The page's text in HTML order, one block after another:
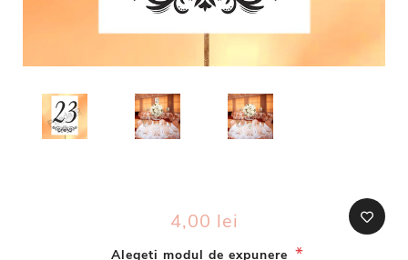
4,00 lei
Alegeți modul de expunere *